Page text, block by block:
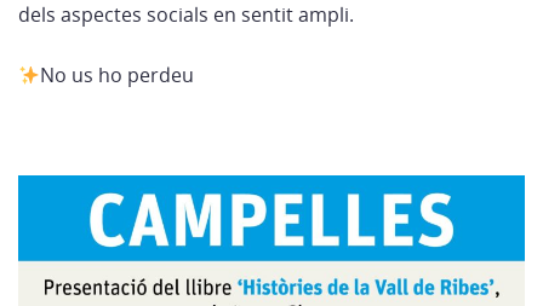
dels aspectes socials en sentit ampli.
No us ho perdeu